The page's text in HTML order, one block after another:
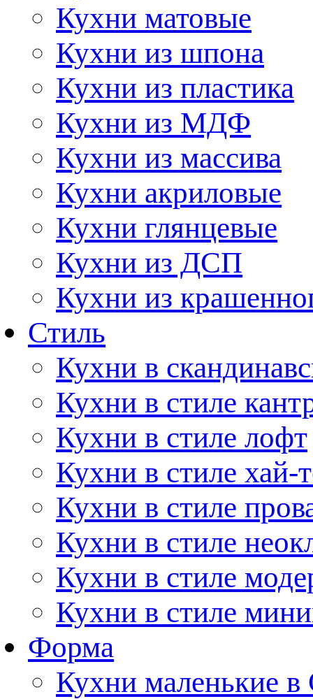
Кухни матовые
Кухни из шпона
Кухни из пластика
Кухни из МДФ
Кухни из массива
Кухни акриловые
Кухни глянцевые
Кухни из ДСП
Кухни из
Стиль
Кухни в
Кухни в стиле
Кухни в стиле лофт
Кухни в стиле хай-
Кухни в стиле
Кухни в стиле
Кухни в стиле
Кухни в стиле
Форма
Кухни маленькие в